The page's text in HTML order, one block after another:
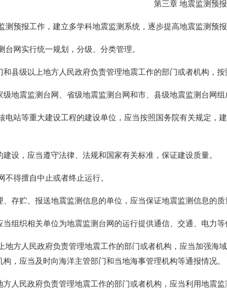
第三章 地震监测预报
测预报工作，建立多学科地震监测系统，逐步提高地震监测预报
台网实行统一规划，分级、分类管理。
和县级以上地方人民政府负责管理地震工作的部门或者机构，
地震监测台网、省级地震监测台网和市、县级地震监测台网
电站等重大建设工程的建设单位，应当按照国务院有关规定，
设，应当遵守法律、法规和国家有关标准，保证建设质量。
不得擅自中止或者终止运行。
存贮、报送地震监测信息的单位，应当保证地震监测信息的质
组织相关单位为地震监测台网的运行提供通信、交通、电力等
地方人民政府负责管理地震工作的部门或者机构，应当加强海
，应当及时向海洋主管部门和当地海事管理机构等通报情况。
人民政府负责管理地震工作的部门或者机构，应当利用地震